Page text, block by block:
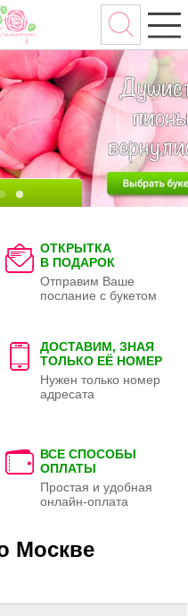
ОТКРЫТКА
В ПОДАРОК
Отправим Ваше
послание с букетом
ДОСТАВИМ, ЗНАЯ
ТОЛЬКО ЕЁ НОМЕР
Нужен только номер
адресата
ВСЕ СПОСОБЫ
ОПЛАТЫ
Простая и удобная
онлайн-оплата
Москве